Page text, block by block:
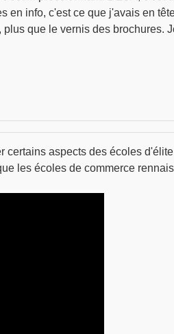
en info, c'est ce que j'avais en
que le vernis des brochures.
aspects des écoles
les écoles de commerce